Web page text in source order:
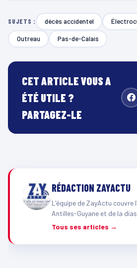
SUJETS : décès accidentel
Outreau Pas-de-Calais
CET ARTICLE VOUS A
ÉTÉ UTILE ?
PARTAGEZ-LE
RÉDACTION ZAYACTU
L'équipe de ZayActu
Antilles-Guyane et de la
Tous ses articles →